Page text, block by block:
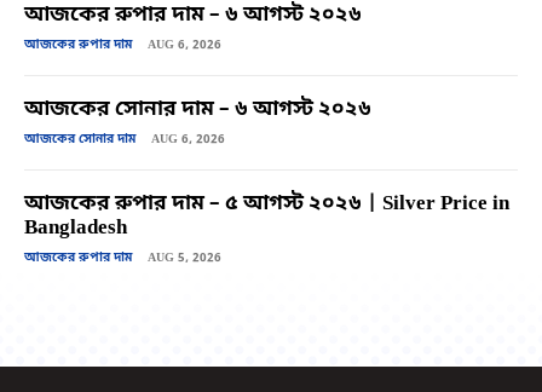
আজকের রুপার দাম – ৬ আগস্ট ২০২৬
আজকের রুপার দাম AUG 6, 2026
আজকের সোনার দাম – ৬ আগস্ট ২০২৬
আজকের সোনার দাম AUG 6, 2026
আজকের রুপার দাম – ৫ আগস্ট ২০২৬ | Silver Price in
Bangladesh
আজকের রুপার দাম AUG 5, 2026